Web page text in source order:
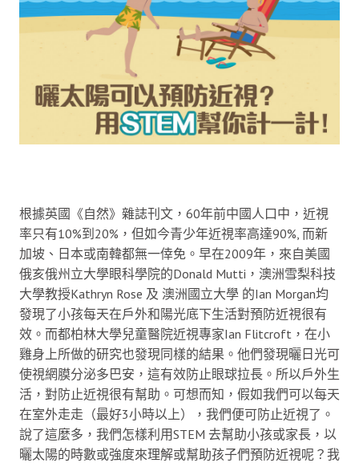
根據英國《自然》雜誌刊文，60年前中國人口中，近視
率只有10%到20%，但如今青少年近視率高達90%, 而新
加坡、日本或南韓都無一倖免。早在2009年，來自美國
俄亥俄州立大學眼科學院的Donald Mutti，澳洲雪梨科技
大學教授Kathryn Rose 及 澳洲國立大學 的Ian Morgan均
發現了小孩每天在戶外和陽光底下生活對預防近視很有
效。而都柏林大學兒童醫院近視專家Ian Flitcroft，在小
雞身上所做的研究也發現同樣的結果。他們發現曬日光可
使視網膜分泌多巴安，這有效防止眼球拉長。所以戶外生
活，對防止近視很有幫助。可想而知，假如我們可以每天
在室外走走（最好3小時以上），我們便可防止近視了。
說了這麼多，我們怎樣利用STEM 去幫助小孩或家長，以
曬太陽的時數或強度來理解或幫助孩子們預防近視呢？我